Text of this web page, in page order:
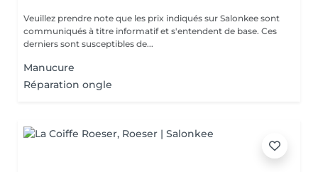
Veuillez prendre note que les prix indiqués sur Salonkee sont
communiqués à titre informatif et s'entendent de base. Ces
derniers sont susceptibles de...
Manucure
Réparation ongle